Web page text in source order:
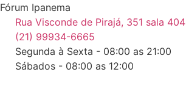
Fórum Ipanema
Rua Visconde de Pirajá, 351 sala 404
(21) 99934-6665
Segunda à Sexta - 08:00 as 21:00
Sábados - 08:00 as 12:00